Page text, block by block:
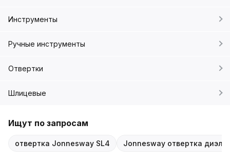
Инструменты
Ручные инструменты
Отвертки
Шлицевые
Ищут по запросам
отвертка Jonnesway SL4 Jonnesway отвертка